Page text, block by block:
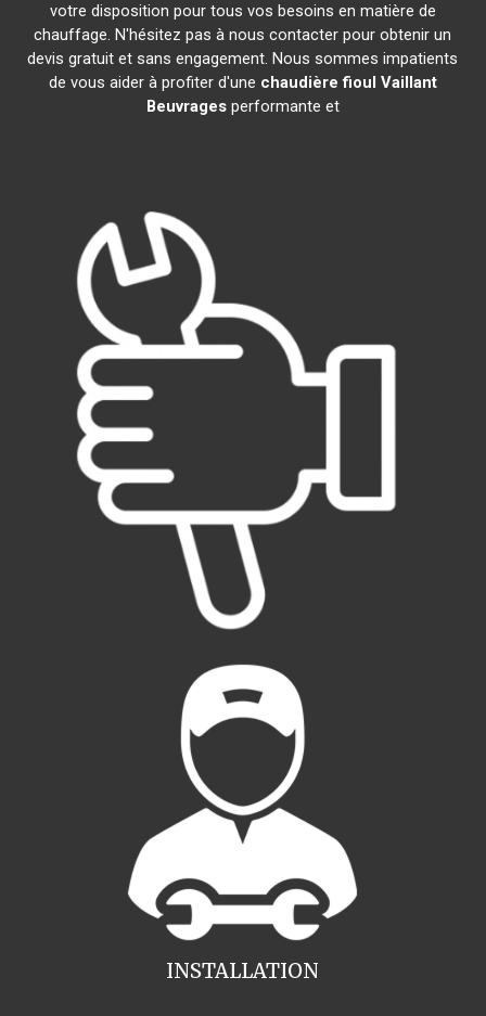
votre disposition pour tous vos besoins en matière de
chauffage. N'hésitez pas à nous contacter pour obtenir un
devis gratuit et sans engagement. Nous sommes impatients
de vous aider à profiter d'une chaudière fioul Vaillant
Beuvragesperformante et
INSTALLATION